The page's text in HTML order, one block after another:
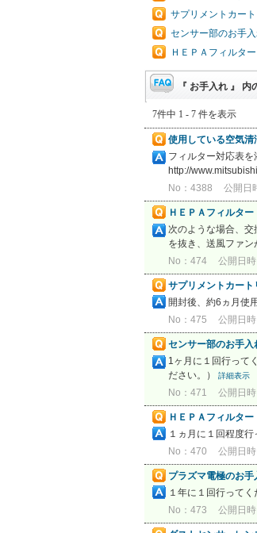
サプリメントカー
センサー部のお手
ＨＥＰＡフィルタ
『 お手入れ 』 内
7件中 1 - 7 件を表示
使用している空気清
フィルター対応表
http://
No：4388 公開日
ＨＥＰＡフィルタ
次のような場合、
を抜き、送風ファ
No：474
公開日
サプリメントカート
開封後、約6ヵ月使
No：475
公開日
センサー部のお手入
1ヶ月に１回行って
ださい。）
詳細表示
No：471 公開日
ＨＥＰＡフィルタ
１ヵ月に１回程度
No：470 公開日
プラズマ電極のお手
１年に１回行って
No：473 公開日